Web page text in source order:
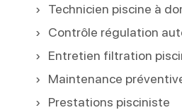
Technicien piscine à
Contrôle régulation
Entretien filtration
Maintenance
Prestations pisciniste